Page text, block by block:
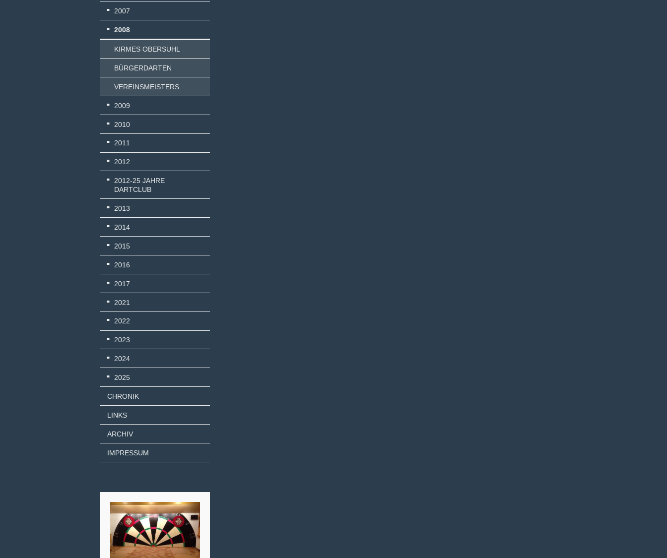
2007
2008
KIRMES OBERSUHL
BÜRGERDARTEN
VEREINSMEISTERS.
2009
2010
2011
2012
2012-25 JAHRE
DARTCLUB
2013
2014
2015
2016
2017
2021
2022
2023
2024
2025
CHRONIK
LINKS
ARCHIV
IMPRESSUM